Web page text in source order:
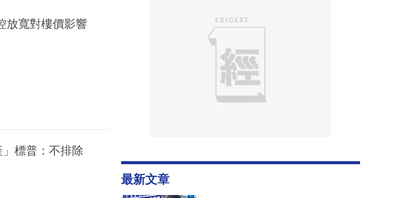
放寬對樓價影響
」標普：不排除
最新文章